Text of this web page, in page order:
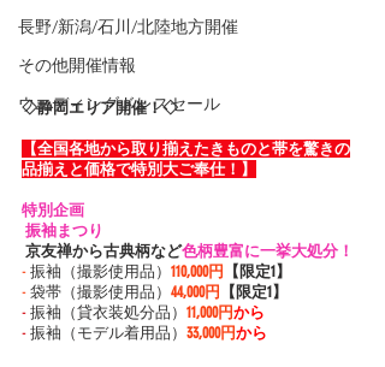
長野/新潟/石川/北陸地方開催
その他開催情報
ウエディングドレスセール
◇静岡エリア開催！◇
【全国各地から取り揃えたきものと帯を驚きの
品揃えと価格で特別大ご奉仕！】
特別企画
振袖まつり
京友禅から古典柄など色柄豊富に一挙大処分！
- 振袖（撮影使用品） 110,000円 【限定1】
- 袋帯（撮影使用品） 44,000円 【限定1】
- 振袖（貸衣装処分品） 11,000円から
- 振袖（モデル着用品） 33,000円から